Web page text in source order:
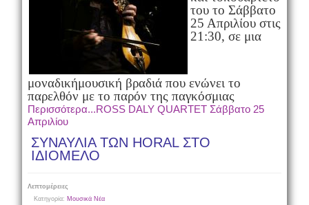
του το Σάββατο
25 Απριλίου στις
21:30, σε μια
μοναδικήμουσική βραδιά που ενώνει το
παρελθόν με το παρόν της παγκόσμιας
Περισσότερα...ROSS DALY QUARTET Σάββατο 25
Απριλίου
ΣΥΝΑΥΛΙΑ ΤΩΝ HORAL ΣΤΟ
ΙΔΙΟΜΕΛΟ
Λεπτομέρειες
Κατηγορία: Μουσικά Νέα